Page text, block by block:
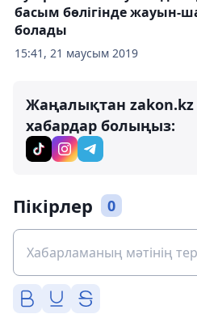
15:41, 21 маусым 2019
басым бөлігінде жауын-
болады
Жаңалықтан zakon.kz
хабардар болыңыз:
Пікірлер 0